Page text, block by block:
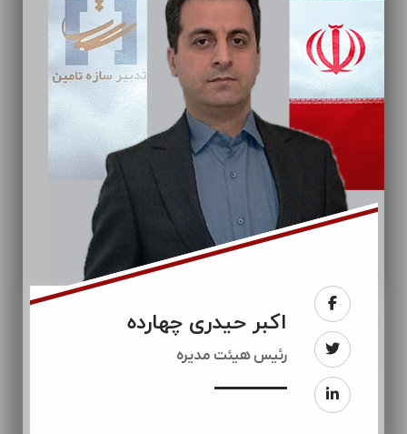
اکبر حیدری چهارده
رئيس هیئت مدیره